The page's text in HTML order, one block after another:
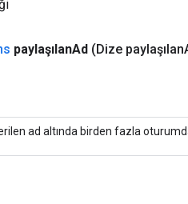
paylaşılanAd (Dize paylaşılan
ad altında birden fazla oturumda